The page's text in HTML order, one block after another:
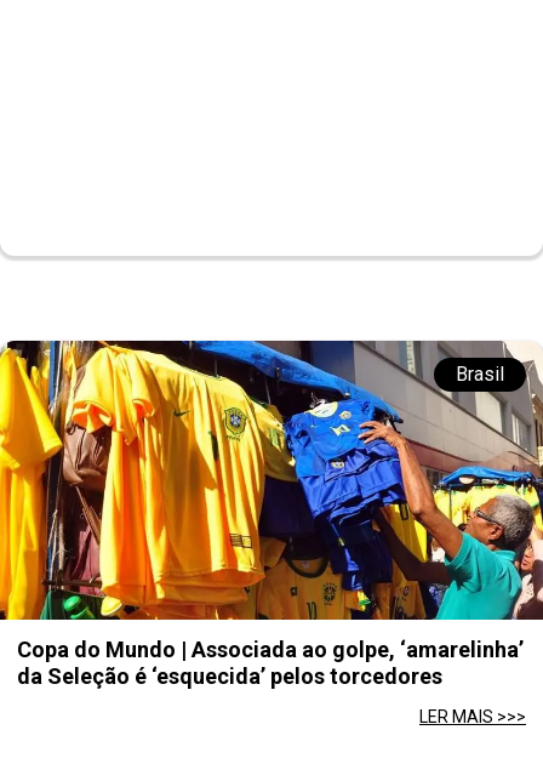
Brasil
Copa do Mundo | Associada ao golpe, ‘amarelinha’
da Seleção é ‘esquecida’ pelos torcedores
LER MAIS >>>